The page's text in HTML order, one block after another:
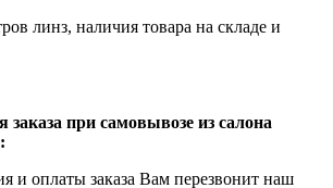
линз, наличия товара на складе и
заказа при самовывозе из салона
и оплаты заказа Вам перезвонит наш